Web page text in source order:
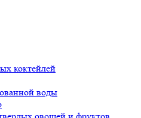
коктейлей
воды